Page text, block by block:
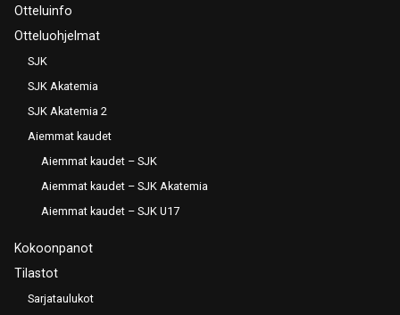
Otteluinfo
Otteluohjelmat
SJK
SJK Akatemia
SJK Akatemia 2
Aiemmat kaudet
Aiemmat kaudet – SJK
Aiemmat kaudet – SJK Akatemia
Aiemmat kaudet – SJK U17
Kokoonpanot
Tilastot
Sarjataulukot